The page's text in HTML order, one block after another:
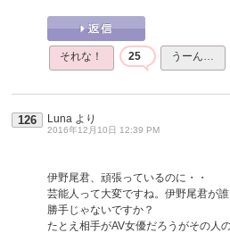
それな！ 25 うーん…
126 Luna より
2016年12月10日 12:39 PM
伊野尾君、頑張っているのに・・
芸能人って大変ですね。伊野尾君が
勝手じゃないですか？
たとえ相手がAV女優だろうがその人